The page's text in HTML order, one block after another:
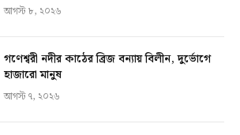
আগস্ট ৮, ২০২৬
গণেশ্বরী নদীর কাঠের ব্রিজ বন্যায় বিলীন, দুর্ভোগে
হাজারো মানুষ
আগস্ট ৭, ২০২৬